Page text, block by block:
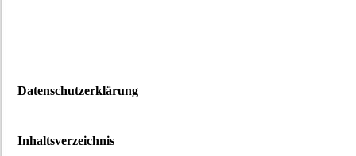
Datenschutzerklärung
Inhaltsverzeichnis